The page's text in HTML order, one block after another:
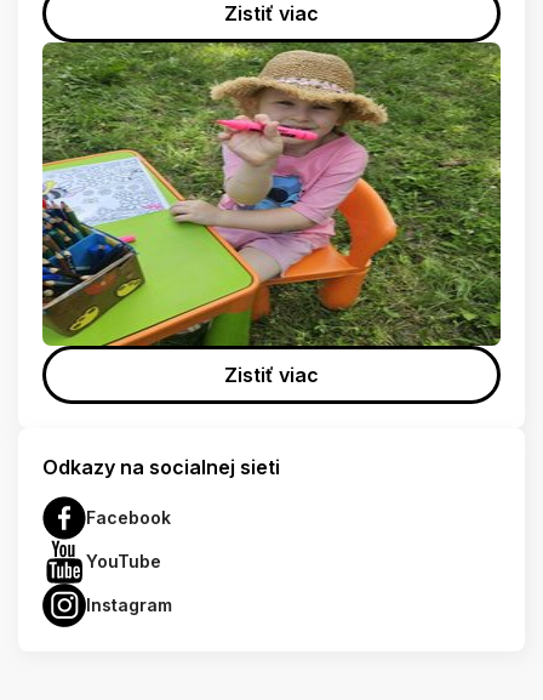
Zistiť viac
Zistiť viac
Odkazy na socialnej sieti
Facebook
YouTube
Instagram